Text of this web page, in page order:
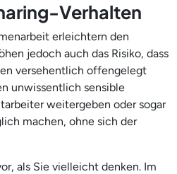
Verhalten
erleichtern den
jedoch auch das Risiko, dass
versehentlich offengelegt
unwissentlich sensible
weitergeben oder sogar
machen, ohne sich der
als Sie vielleicht denken. Im